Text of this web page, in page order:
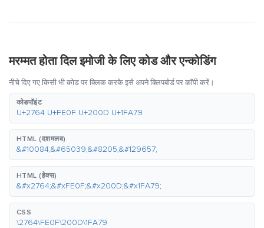
मरम्मत होता दिल इमोजी के लिए कोड और एन्कोडिंग
नीचे दिए गए किसी भी कोड पर क्लिक करके इसे अपने क्लिपबोर्ड पर कॉपी करें।
कोडपॉइंट
U+2764 U+FE0F U+200D U+1FA79
HTML (दशमलव)
&#10084;&#65039;&#8205;&#129657;
HTML (हेक्स)
&#x2764;&#xFE0F;&#x200D;&#x1FA79;
CSS
\2764\FE0F\200D\1FA79